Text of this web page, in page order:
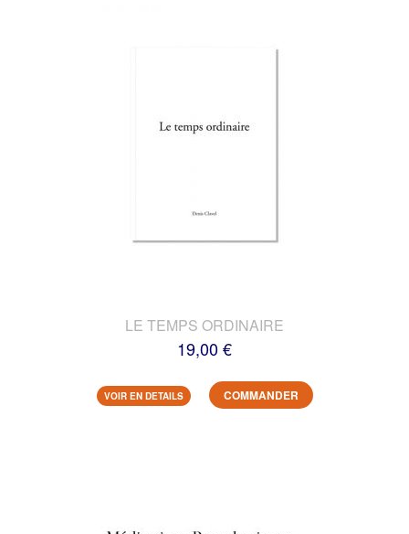
LE TEMPS ORDINAIRE
19,00 €
VOIR EN DETAILS COMMANDER